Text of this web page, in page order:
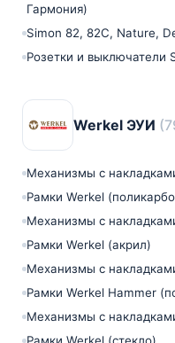
Гармония)
Simon 82, 82С, Nature,
Розетки и выключатели
Werkel ЭУИ
Механизмы с
Рамки Werkel
Механизмы с
Рамки Werkel (акрил)
Механизмы с
Рамки Werkel Hammer
Механизмы с